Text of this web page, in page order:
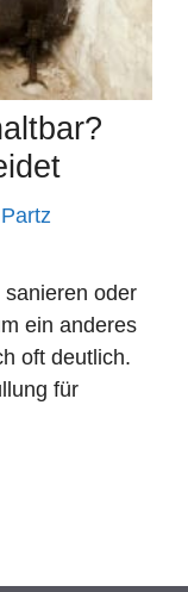
oder
ein anderes
oft deutlich.
für